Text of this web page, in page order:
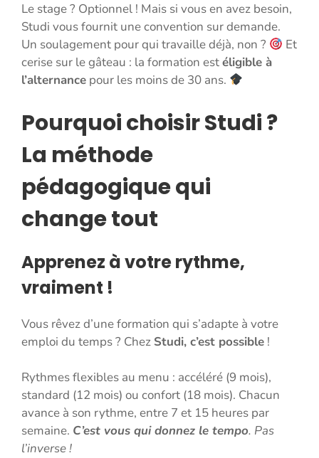
Le stage ? Optionnel ! Mais si vous en avez besoin,
Studi vous fournit une convention sur demande.
Un soulagement pour qui travaille déjà, non ?
Et
cerise sur le gâteau : la formation estéligible à
l’alternance pour les moins de 30 ans.
Pourquoi choisir Studi ?
La méthode
pédagogique qui
change tout
Apprenez à votre rythme,
vraiment !
Vous rêvez d’une formation qui s’adapte à votre
emploi du temps ? Chez Studi, c’est possible !
Rythmes flexibles au menu : accéléré (9 mois),
standard (12 mois) ou confort (18 mois). Chacun
avance à son rythme, entre 7 et 15 heures par
semaine. C’est vous qui donnez le tempo. Pas
l’inverse !